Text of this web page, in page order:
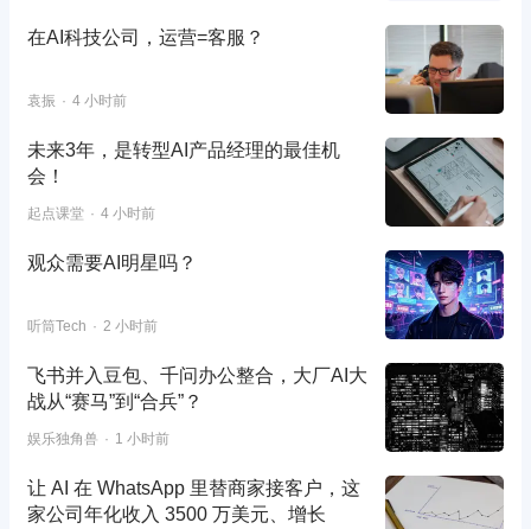
在AI科技公司，运营=客服？
袁振 4 小时前
未来3年，是转型AI产品经理的最佳机
会！
起点课堂 4 小时前
观众需要AI明星吗？
听筒Tech 2 小时前
飞书并入豆包、千问办公整合，大厂AI大
战从“赛马”到“合兵”？
娱乐独角兽 1 小时前
让 AI 在 WhatsApp 里替商家接客户，这
家公司年化收入 3500 万美元、增长